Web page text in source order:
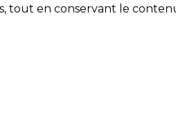
tout en conservant le